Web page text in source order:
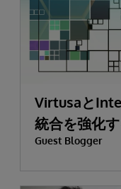
Virtusaと
統合を強化
Guest Blogger